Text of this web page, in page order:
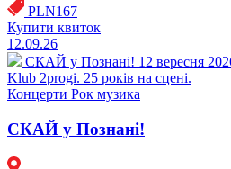
PLN167
Купити квиток
12.09.26
СКАЙ у Познані! 12 вересня
Klub 2progi. 25 років на сцені.
Концерти Рок музика
СКАЙ у Познані!